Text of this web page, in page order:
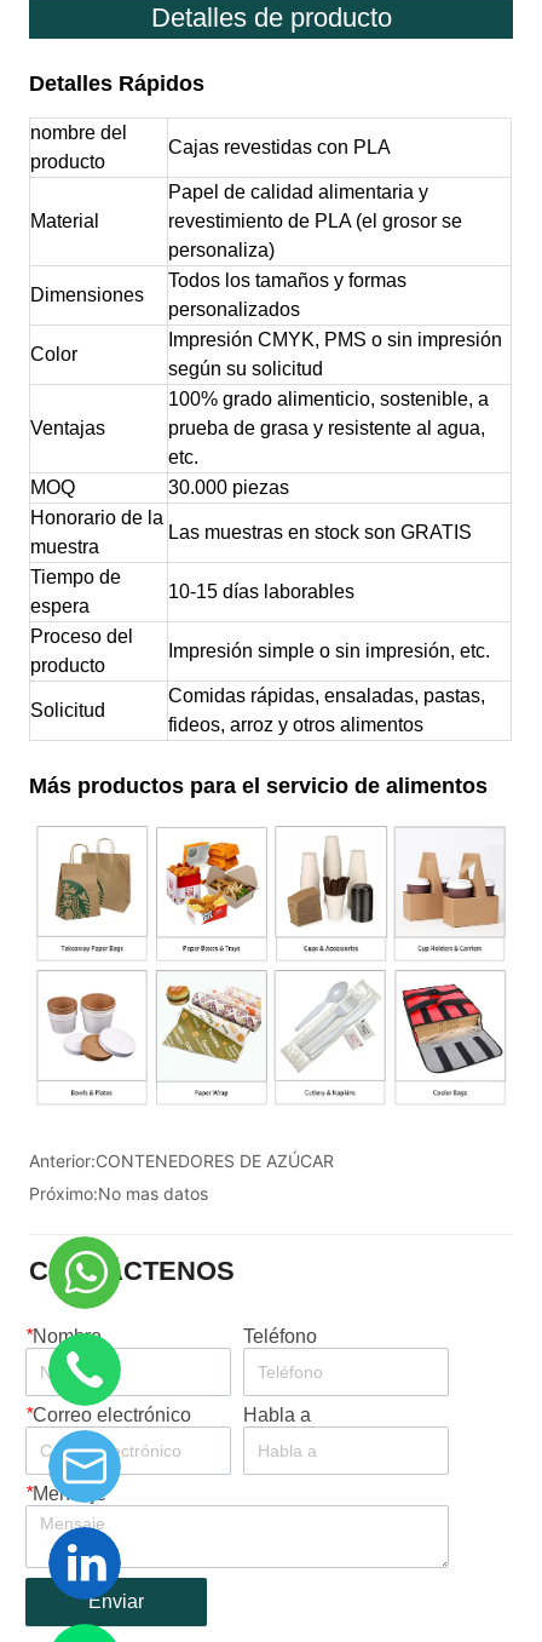
Detalles de producto
Anterior:CONTENEDORES DE AZÚCAR
Próximo:No mas datos
CONTÁCTENOS
*Nombre Teléfono
*Correo electrónico Habla a
*Mensaje
Enviar